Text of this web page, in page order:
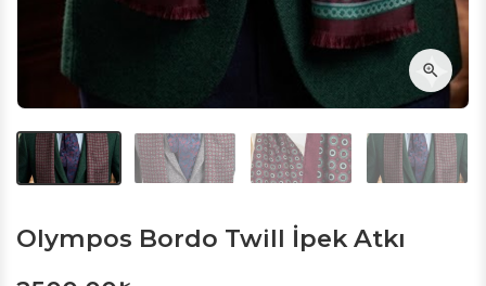
Olympos Bordo Twill İpek Atkı